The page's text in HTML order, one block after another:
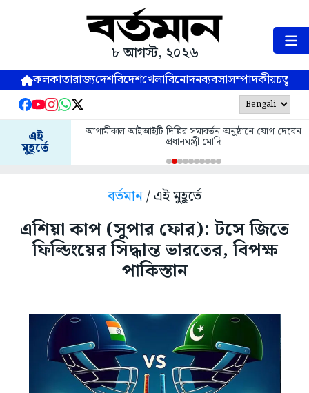
৮ আগস্ট, ২০২৬
কলকাতারাজ্যদেশবিদেশখেলাবিনোদনব্যবসাসম্পাদকীয়
এই
মুহূর্তে
আগামীকাল আইআইটি দিল্লির সমাবর্তন অনুষ্ঠানে যোগ দেবেন
প্রধানমন্ত্রী মোদি
বর্তমান/ এই মুহূর্তে
এশিয়া কাপ (সুপার ফোর): টসে জিতে
ফিল্ডিংয়ের সিদ্ধান্ত ভারতের, বিপক্ষ
পাকিস্তান